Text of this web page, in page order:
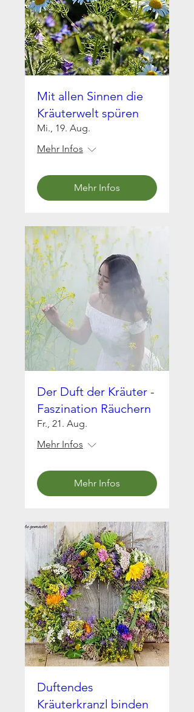
Mit allen Sinnen die
Kräuterwelt spüren
Mi., 19. Aug.
Mehr Infos
Mehr Infos
Der Duft der Kräuter -
Faszination Räuchern
Fr., 21. Aug.
Mehr Infos
Mehr Infos
Duftendes
Kräuterkranzl binden